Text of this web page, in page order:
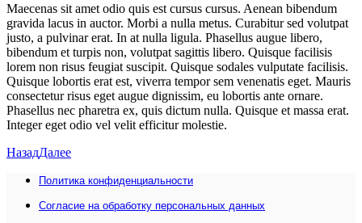
Maecenas sit amet odio quis est cursus cursus. Aenean bibendum
gravida lacus in auctor. Morbi a nulla metus. Curabitur sed volutpat
justo, a pulvinar erat. In at nulla ligula. Phasellus augue libero,
bibendum et turpis non, volutpat sagittis libero. Quisque facilisis
lorem non risus feugiat suscipit. Quisque sodales vulputate facilisis.
Quisque lobortis erat est, viverra tempor sem venenatis eget. Mauris
consectetur risus eget augue dignissim, eu lobortis ante ornare.
Phasellus nec pharetra ex, quis dictum nulla. Quisque et massa erat.
Integer eget odio vel velit efficitur molestie.
НазадДалее
Политика конфиденциальности
Согласие на обработку персональных данных